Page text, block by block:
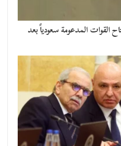
القوات المدعومة سعودياً بعد